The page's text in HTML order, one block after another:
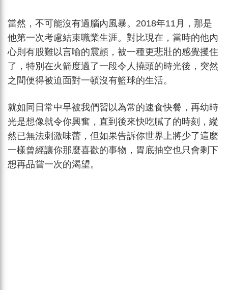
當然，不可能沒有過腦內風暴。2018年11月，那是
他第一次考慮結束職業生涯。對比現在，當時的他內
心則有股難以言喻的震顫，被一種更悲壯的感覺攫住
了，特別在火箭度過了一段令人撓頭的時光後，突然
之間便得被迫面對一頓沒有籃球的生活。
就如同日常中早被我們習以為常的速食快餐，再幼時
光是想像就令你興奮，直到後來快吃膩了的時刻，縱
然已無法刺激味蕾，但如果告訴你世界上將少了這麼
一樣曾經讓你那麼喜歡的事物，胃底抽空也只會剩下
想再品嘗一次的渴望。